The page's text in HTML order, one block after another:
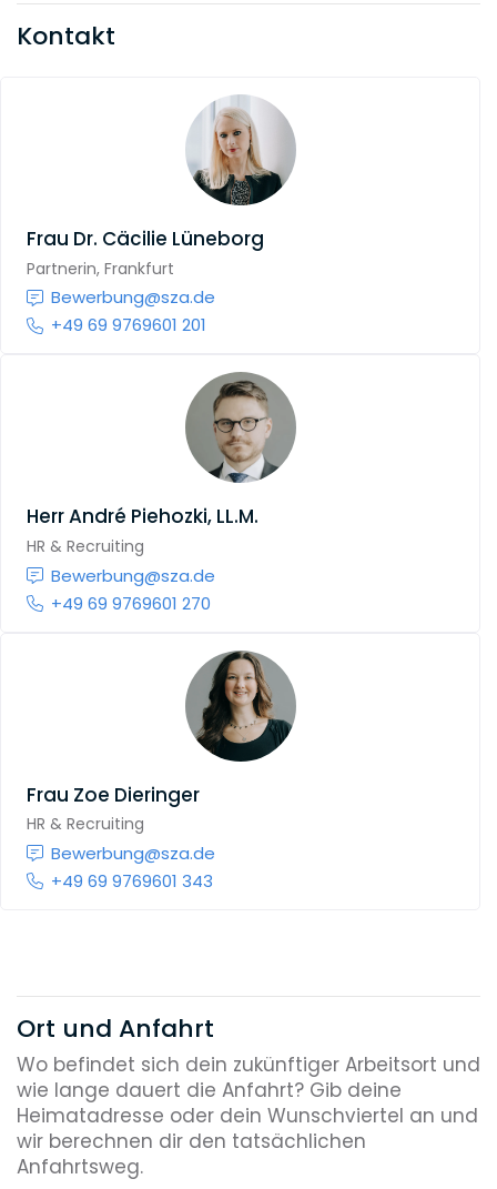
Kontakt
Frau Dr. Cäcilie Lüneborg
Partnerin, Frankfurt
Bewerbung@sza.de
+49 69 9769601 201
HerrAndré Piehozki, LL.M.
HR & Recruiting
Bewerbung@sza.de
+49 69 9769601 270
Frau Zoe Dieringer
HR & Recruiting
Bewerbung@sza.de
+49 69 9769601 343
Ort und Anfahrt
Wo befindet sich dein zukünftiger Arbeitsort und
wie lange dauert die Anfahrt? Gib deine
Heimatadresse oder dein Wunschviertel an und
wir berechnen dir den tatsächlichen
Anfahrtsweg.